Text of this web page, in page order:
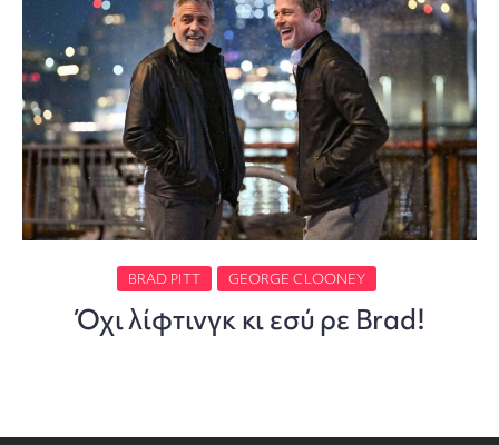
BRAD PITT GEORGE CLOONEY
Όχι λίφτινγκ κι εσύ ρε Brad!